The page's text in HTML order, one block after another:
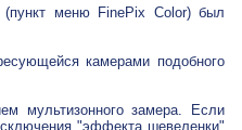
(пункт меню FinePix Color) был
камерами подобного
мультизонного замера. Если
"эффекта шевеленки"